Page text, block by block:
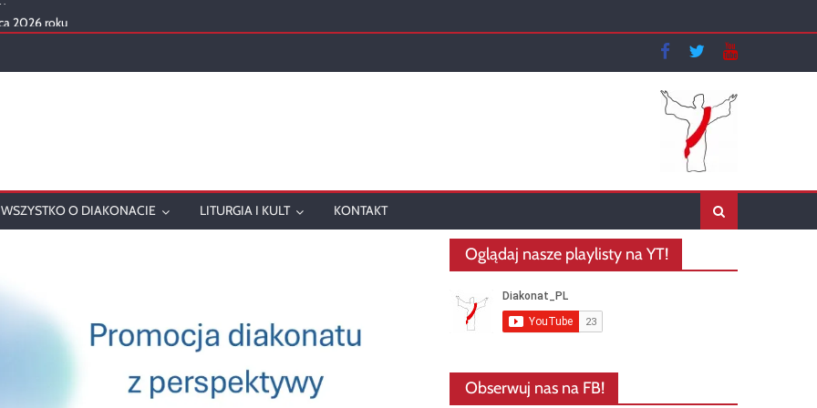
2026 roku
w 2025 roku
WSZYSTKO O DIAKONACIE LITURGIA I KULT KONTAKT
Oglądaj nasze playlisty na YT!
Obserwuj nas na FB!